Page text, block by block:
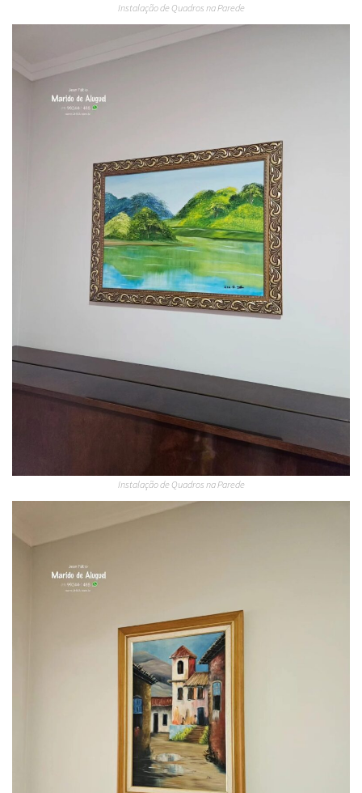
Instalação de Quadros na Parede
Instalação de Quadros na Parede